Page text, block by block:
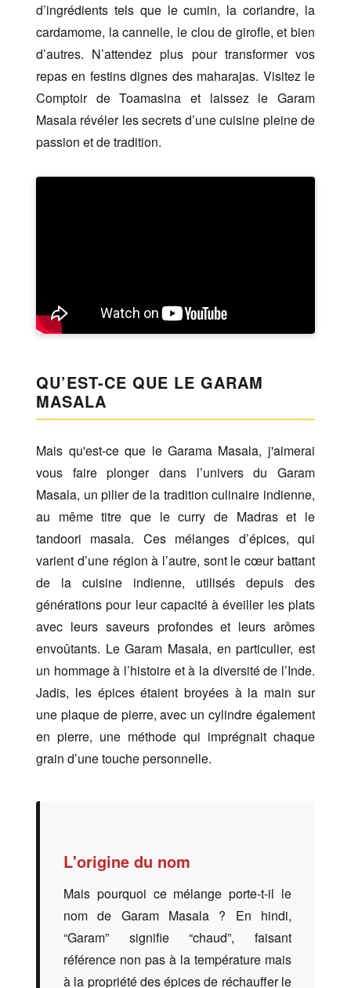
d’ingrédients tels que le cumin, la coriandre, la
cardamome, la cannelle, le clou de girofle, et bien
d’autres. N’attendez plus pour transformer vos
repas en festins dignes des maharajas. Visitez le
Comptoir de Toamasina et laissez le Garam
Masala révéler les secrets d’une cuisine pleine de
passion et de tradition.
QU’EST-CE QUE LE GARAM
MASALA
Mais qu'est-ce que le Garama Masala, j'aimerai
vous faire plonger dans l’univers du Garam
Masala, un pilier de la tradition culinaire indienne,
au même titre que le curry de Madras et le
tandoori masala. Ces mélanges d’épices, qui
varient d’une région à l’autre, sont le cœur battant
de la cuisine indienne, utilisés depuis des
générations pour leur capacité à éveiller les plats
avec leurs saveurs profondes et leurs arômes
envoûtants. Le Garam Masala, en particulier, est
un hommage à l’histoire et à la diversité de l’Inde.
Jadis, les épices étaient broyées à la main sur
une plaque de pierre, avec un cylindre également
en pierre, une méthode qui imprégnait chaque
grain d’une touche personnelle.
L'origine du nom
Mais pourquoi ce mélange porte-t-il le
nom de Garam Masala ? En hindi,
“Garam” signifie “chaud”, faisant
référence non pas à la température mais
à la propriété des épices de réchauffer le